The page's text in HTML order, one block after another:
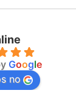
Google
no